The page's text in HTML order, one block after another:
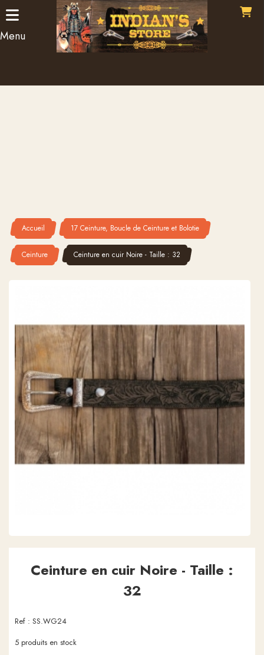
Menu
Accueil 17 Ceinture, Boucle de Ceinture et Bolotie
Ceinture Ceinture en cuir Noire - Taille : 32
Ceinture en cuir Noire - Taille :
32
Ref : SS.WG24
5 produits en stock
Panneau de gestion des cookies